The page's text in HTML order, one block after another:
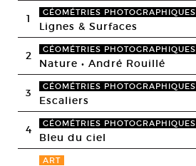
1 GÉOMÉTRIES PHOTOGRAPHIQUES
Lignes & Surfaces
2 GÉOMÉTRIES PHOTOGRAPHIQUES
Nature • André Rouillé
3 GÉOMÉTRIES PHOTOGRAPHIQUES
Escaliers
4 GÉOMÉTRIES PHOTOGRAPHIQUES
Bleu du ciel
ART